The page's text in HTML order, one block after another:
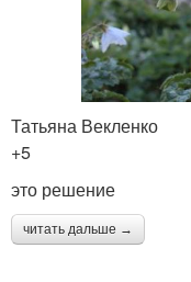
Татьяна Векленко
+5
это решение
читать дальше →